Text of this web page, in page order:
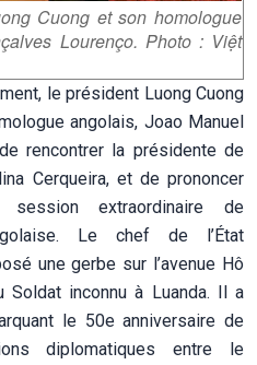
Cuong et son homologue
Lourenço. Photo : Việt
le président Luong Cuong
angolais, Joao Manuel
rencontrer la présidente de
Cerqueira, et de prononcer
extraordinaire de
Le chef de l’État
une gerbe sur l’avenue Hô
inconnu à Luanda. Il a
le 50e anniversaire de
diplomatiques entre le